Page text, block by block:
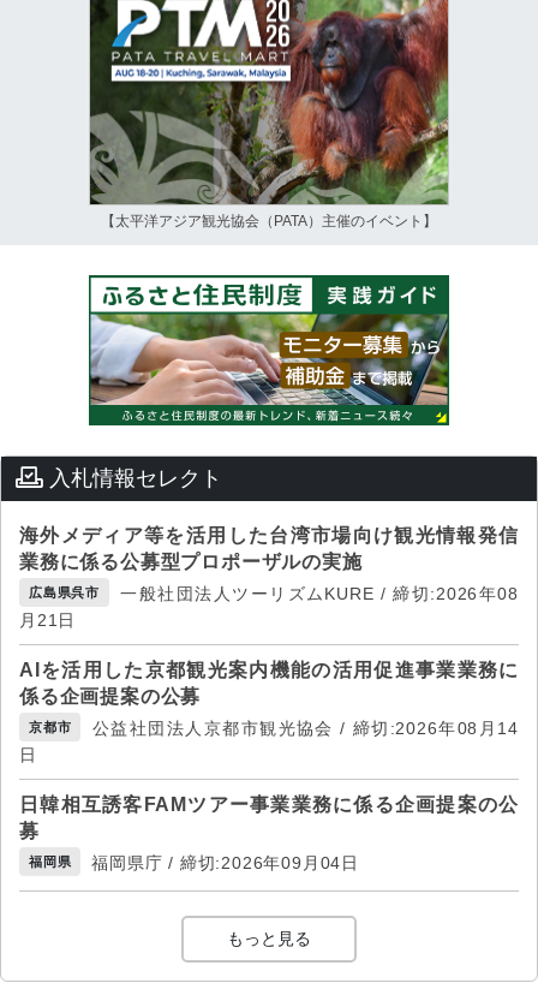
【太平洋アジア観光協会（PATA）主催のイベント】
入札情報セレクト
海外メディア等を活用した台湾市場向け観光情報発信
業務に係る公募型プロポーザルの実施
広島県呉市
一般社団法人ツーリズムKURE / 締切:2026年08
月21日
AIを活用した京都観光案内機能の活用促進事業業務に
係る企画提案の公募
京都市
公益社団法人京都市観光協会 / 締切:2026年08月14
日
日韓相互誘客FAMツアー事業業務に係る企画提案の公
募
福岡県 福岡県庁 / 締切:2026年09月04日
もっと見る